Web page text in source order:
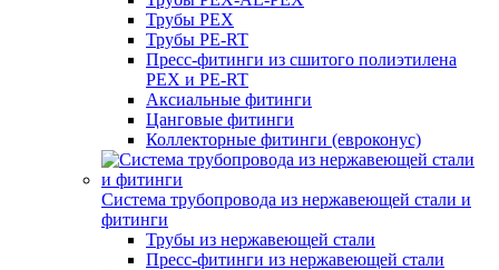
Трубы PEX
Трубы PE-RT
Пресс-фитинги из сшитого полиэтилена
PEX и PE-RT
Аксиальные фитинги
Цанговые фитинги
Коллекторные фитинги (евроконус)
Система трубопровода из нержавеющей стали и
фитинги
Трубы из нержавеющей стали
Пресс-фитинги из нержавеющей стали